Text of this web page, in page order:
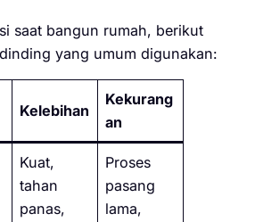
saat bangun rumah, berikut
yang umum digunakan:
Kelebihan
Kekurang
an
Kuat,
tahan
panas,
Proses
pasang
lama,